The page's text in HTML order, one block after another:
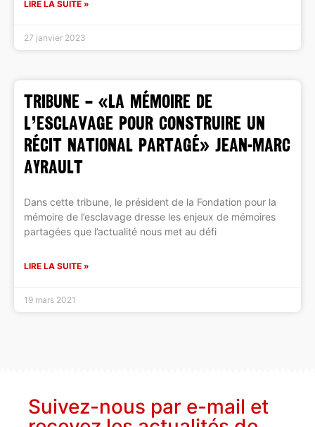
LIRE LA SUITE »
27 janvier 2023
TRIBUNE – «La mémoire de
l’esclavage pour construire un
récit national partagé» Jean-Marc
Ayrault
Dans cette tribune, le président de la Fondation pour la
mémoire de l’esclavage dresse les enjeux de mémoires
partagées que l’actualité nous met au défi
LIRE LA SUITE »
19 mars 2021
Suivez-nous par e-mail et